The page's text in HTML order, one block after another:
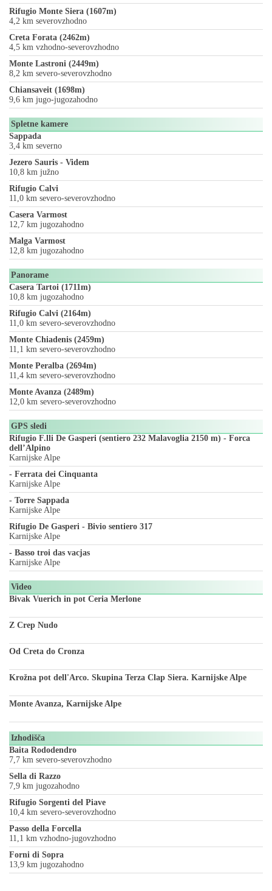
Rifugio Monte Siera (1607m)
4,2 km severovzhodno
Creta Forata (2462m)
4,5 km vzhodno-severovzhodno
Monte Lastroni (2449m)
8,2 km severo-severovzhodno
Chiansaveit (1698m)
9,6 km jugo-jugozahodno
Spletne kamere
Sappada
3,4 km severno
Jezero Sauris - Videm
10,8 km južno
Rifugio Calvi
11,0 km severo-severovzhodno
Casera Varmost
12,7 km jugozahodno
Malga Varmost
12,8 km jugozahodno
Panorame
Casera Tartoi (1711m)
10,8 km jugozahodno
Rifugio Calvi (2164m)
11,0 km severo-severovzhodno
Monte Chiadenis (2459m)
11,1 km severo-severovzhodno
Monte Peralba (2694m)
11,4 km severo-severovzhodno
Monte Avanza (2489m)
12,0 km severo-severovzhodno
GPS sledi
Rifugio F.lli De Gasperi (sentiero 232 Malavoglia 2150 m) - Forca
dell’Alpino
Karnijske Alpe
- Ferrata dei Cinquanta
Karnijske Alpe
- Torre Sappada
Karnijske Alpe
Rifugio De Gasperi - Bivio sentiero 317
Karnijske Alpe
- Basso troi das vacjas
Karnijske Alpe
Video
Bivak Vuerich in pot Ceria Merlone
Z Crep Nudo
Od Creta do Cronza
Krožna pot dell'Arco. Skupina Terza Clap Siera. Karnijske Alpe
Monte Avanza, Karnijske Alpe
Izhodišča
Baita Rododendro
7,7 km severo-severovzhodno
Sella di Razzo
7,9 km jugozahodno
Rifugio Sorgenti del Piave
10,4 km severo-severovzhodno
Passo della Forcella
11,1 km vzhodno-jugovzhodno
Forni di Sopra
13,9 km jugozahodno